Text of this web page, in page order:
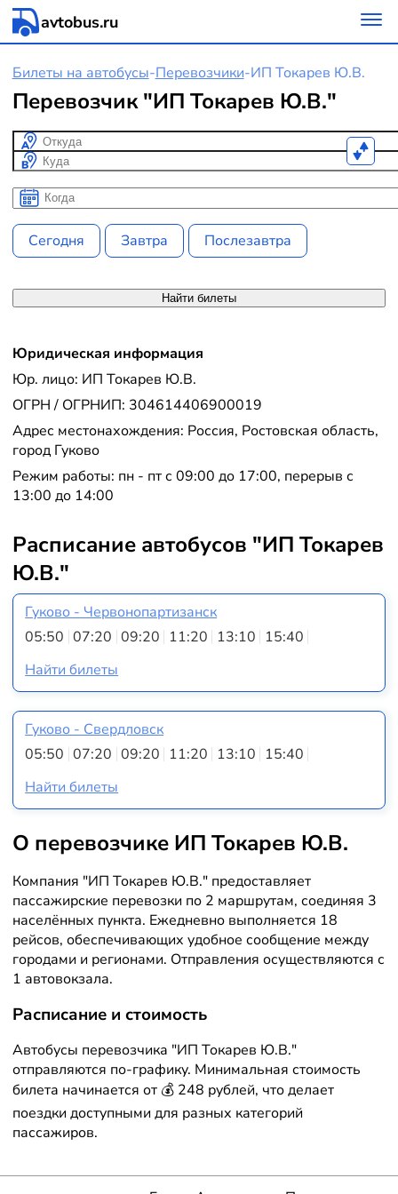
avtobus.ru
Билеты на автобусы-Перевозчики-ИП Токарев Ю.В.
Перевозчик "ИП Токарев Ю.В."
Откуда
Куда
Когда
Когда
Сегодня Завтра Послезавтра
Найти билеты
Юридическая информация
Юр. лицо: ИП Токарев Ю.В.
ОГРН / ОГРНИП: 304614406900019
Адрес местонахождения: Россия, Ростовская область,
город Гуково
Режим работы: пн - пт с 09:00 до 17:00, перерыв с
13:00 до 14:00
Расписание автобусов "ИП Токарев
Ю.В."
Гуково - Червонопартизанск
05:50 07:20 09:20 11:20 13:10 15:40
Найти билеты
Гуково - Свердловск
05:50 07:20 09:20 11:20 13:10 15:40
Найти билеты
О перевозчике ИП Токарев Ю.В.
Компания "ИП Токарев Ю.В." предоставляет
пассажирские перевозки по 2 маршрутам, соединяя 3
населённых пункта. Ежедневно выполняется 18
рейсов, обеспечивающих удобное сообщение между
городами и регионами. Отправления осуществляются с
1 автовокзала.
Расписание и стоимость
Автобусы перевозчика "ИП Токарев Ю.В."
отправляются по-графику. Минимальная стоимость
билета начинается от 💰 248 рублей, что делает
поездки доступными для разных категорий
пассажиров.